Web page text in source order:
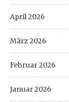
April 2026
März 2026
Februar 2026
Januar 2026